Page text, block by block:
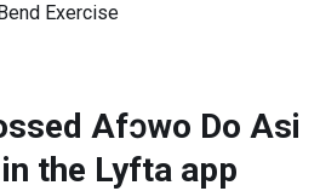
Exercise
Afɔwo Do Asi
the Lyfta app